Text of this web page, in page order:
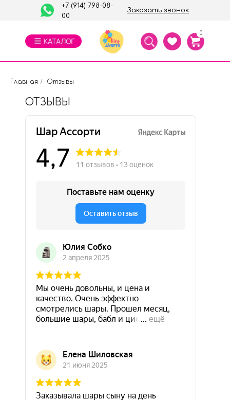
+7 (914) 798-08-
00
Заказать звонок
0
Главная / Отзывы
ОТЗЫВЫ